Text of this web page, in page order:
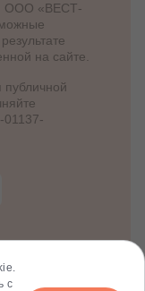
ООО «ВЕСТ-
на сайте.
с